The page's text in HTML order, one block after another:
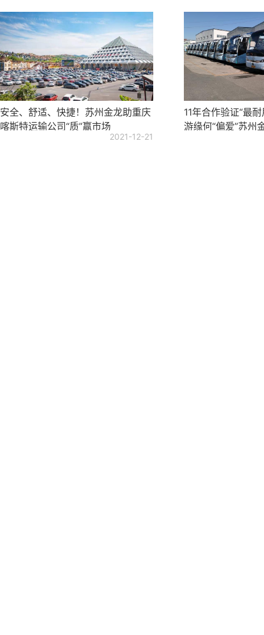
安全、舒适、快捷！苏州金龙助重庆
喀斯特运输公司“质”赢市场
2021-12-21
11年合作验证“最
游缘何“偏爱”苏州